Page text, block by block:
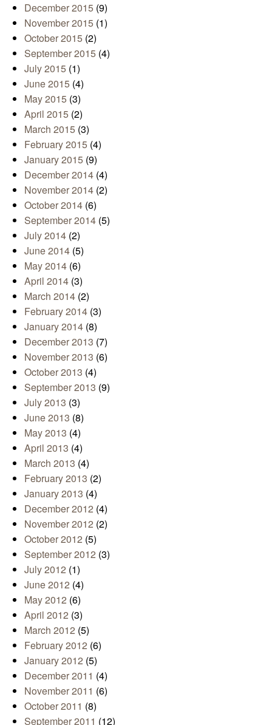
December 2015 (9)
November 2015 (1)
October 2015 (2)
September 2015 (4)
July 2015 (1)
June 2015 (4)
May 2015 (3)
April 2015 (2)
March 2015 (3)
February 2015 (4)
January 2015 (9)
December 2014 (4)
November 2014 (2)
October 2014 (6)
September 2014 (5)
July 2014 (2)
June 2014 (5)
May 2014 (6)
April 2014 (3)
March 2014 (2)
February 2014 (3)
January 2014 (8)
December 2013 (7)
November 2013 (6)
October 2013 (4)
September 2013 (9)
July 2013 (3)
June 2013 (8)
May 2013 (4)
April 2013 (4)
March 2013 (4)
February 2013 (2)
January 2013 (4)
December 2012 (4)
November 2012 (2)
October 2012 (5)
September 2012 (3)
July 2012 (1)
June 2012 (4)
May 2012 (6)
April 2012 (3)
March 2012 (5)
February 2012 (6)
January 2012 (5)
December 2011 (4)
November 2011 (6)
October 2011 (8)
September 2011 (12)